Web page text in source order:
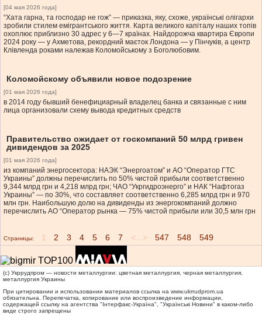
[04 мая 2026 года]
“Хата гарна, та господар не гож” — приказка, яку, схоже, українські олігархи
зробили стилем емігрантського життя. Карта великого капіталу наших топів
охоплює приблизно 30 адрес у 6—7 країнах. Найдорожча квартира Європи
2024 року — у Ахметова, рекордний маєток Лондона — у Пінчуків, а центр
Клівленда роками належав Коломойському з Боголюбовим.
Коломойскому объявили новое подозрение
[01 мая 2026 года]
в 2014 году бывший бенефициарный владелец банка и связанные с ним
лица организовали схему вывода кредитных средств
Правительство ожидает от госкомпаний 50 млрд гривен
дивидендов за 2025
[01 мая 2026 года]
из компаний энергосектора: НАЭК “Энергоатом” и АО “Оператор ГТС
Украины” должны перечислить по 50% чистой прибыли соответственно
9,344 млрд грн и 4,218 млрд грн; ЧАО “Укргидроэнерго” и НАК “Нафтогаз
Украины” — по 30%, что составляет соответственно 6,285 млрд грн и 970
млн грн. Наибольшую долю на дивиденды из энергокомпаний должно
перечислить АО “Оператор рынка — 75% чистой прибыли или 30,5 млн грн
Страницы: 1 2 3 4 5 6 7 <...> 547 548 549
(c) Укррудпром — новости металлургии: цветная металлургия, черная металлургия,
металлургия Украины
При цитировании и использовании материалов ссылка на www.ukrrudprom.ua
обязательна. Перепечатка, копирование или воспроизведение информации,
содержащей ссылку на агентства "Iнтерфакс-Україна", "Українськi Новини" в каком-либо
виде строго запрещены